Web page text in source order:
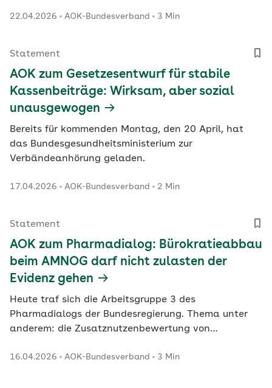
Akutleitstellen der Kassenärztlichen Vereinigungen
22.04.2026 AOK-Bundesverband 3 Min
Statement
AOK zum Gesetzesentwurf für stabile
Kassenbeiträge: Wirksam, aber sozial
unausgewogen
Bereits für kommenden Montag, den 20 April, hat
das Bundesgesundheitsministerium zur
Verbändeanhörung geladen.
17.04.2026 AOK-Bundesverband 2 Min
Statement
AOK zum Pharmadialog: Bürokratieabbau
beim AMNOG darf nicht zulasten der
Evidenz gehen
Heute traf sich die Arbeitsgruppe 3 des
Pharmadialogs der Bundesregierung. Thema unter
anderem: die Zusatznutzenbewertung von
16.04.2026 AOK-Bundesverband 3 Min